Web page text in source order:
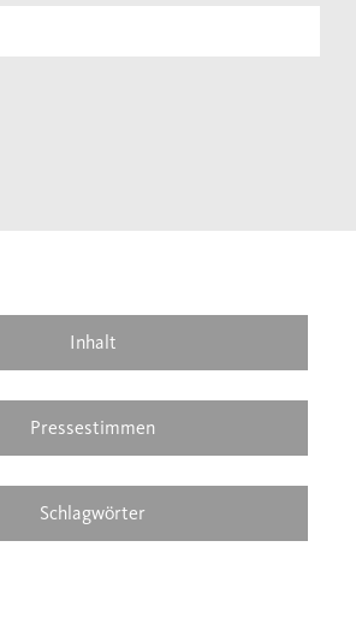
Inhalt
Pressestimmen
Schlagwörter